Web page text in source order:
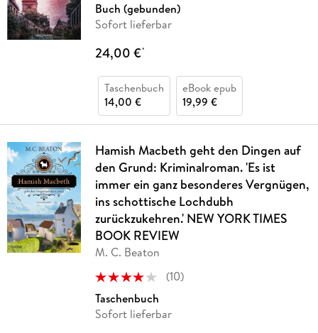
Buch (gebunden)
Sofort lieferbar
24,00 €*
Taschenbuch
14,00 €
eBook epub
19,99 €
Hamish Macbeth geht den Dingen auf
den Grund: Kriminalroman. 'Es ist
immer ein ganz besonderes Vergnügen,
ins schottische Lochdubh
zurückzukehren.' NEW YORK TIMES
BOOK REVIEW
M. C. Beaton
(10)
Taschenbuch
Sofort lieferbar